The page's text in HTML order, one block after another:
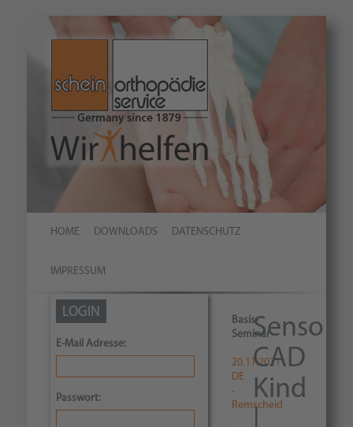
HOME DOWNLOADS DATENSCHUTZ
IMPRESSUM
LOGIN
E-Mail Adresse:
Passwort:
Basis-
Seminar
20.11.2021
DE
-
Remscheid
Senso
CAD
Kind